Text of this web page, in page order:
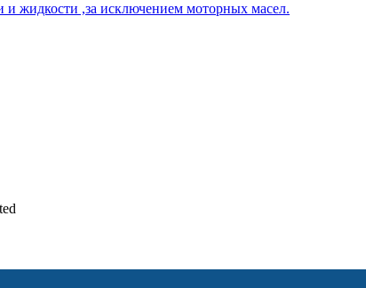
жидкости ,за исключением моторных масел.